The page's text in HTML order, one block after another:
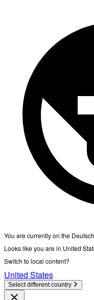
You are currently on the
Looks like you are in United
Switch to local content?
United States
Select different country